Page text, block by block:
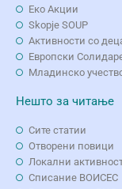
Еко Aкции
Skopje SOUP
Активности со
Европски
Младинско
Нешто за читање
Сите статии
Отворени повици
Локални
Списание ВОИСЕС